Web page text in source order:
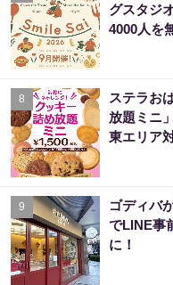
グスタジ
4000人を
8
ステラお
放題ミニ
東エリア
9
ゴディバ
でLINE事
に！